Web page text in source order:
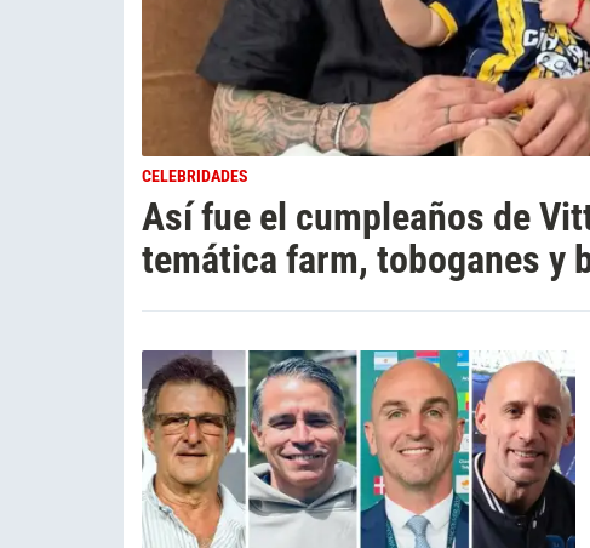
CELEBRIDADES
Así fue el cumpleaños de
temática farm, toboganes y